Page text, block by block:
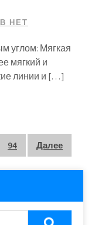
НЕТ
углом: Мягкая
мягкий и
линии и […]
94 Далее